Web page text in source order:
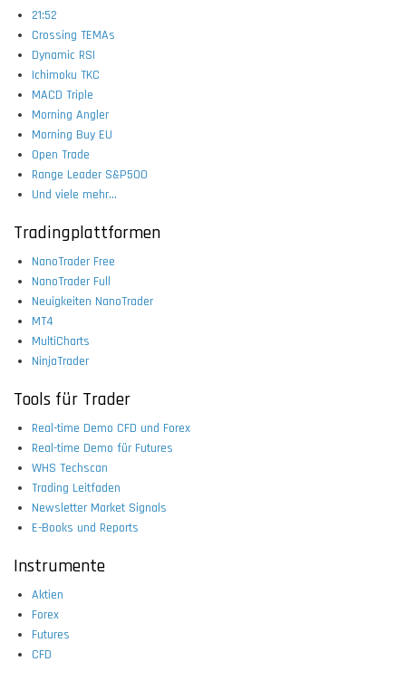
21:52
Crossing TEMAs
Dynamic RSI
Ichimoku TKC
MACD Triple
Morning Angler
Morning Buy EU
Open Trade
Range Leader S&P500
Und viele mehr...
Tradingplattformen
NanoTrader Free
NanoTrader Full
Neuigkeiten NanoTrader
MT4
MultiCharts
NinjaTrader
Tools für Trader
Real-time Demo CFD und Forex
Real-time Demo für Futures
WHS Techscan
Trading Leitfaden
Newsletter Market Signals
E-Books und Reports
Instrumente
Aktien
Forex
Futures
CFD